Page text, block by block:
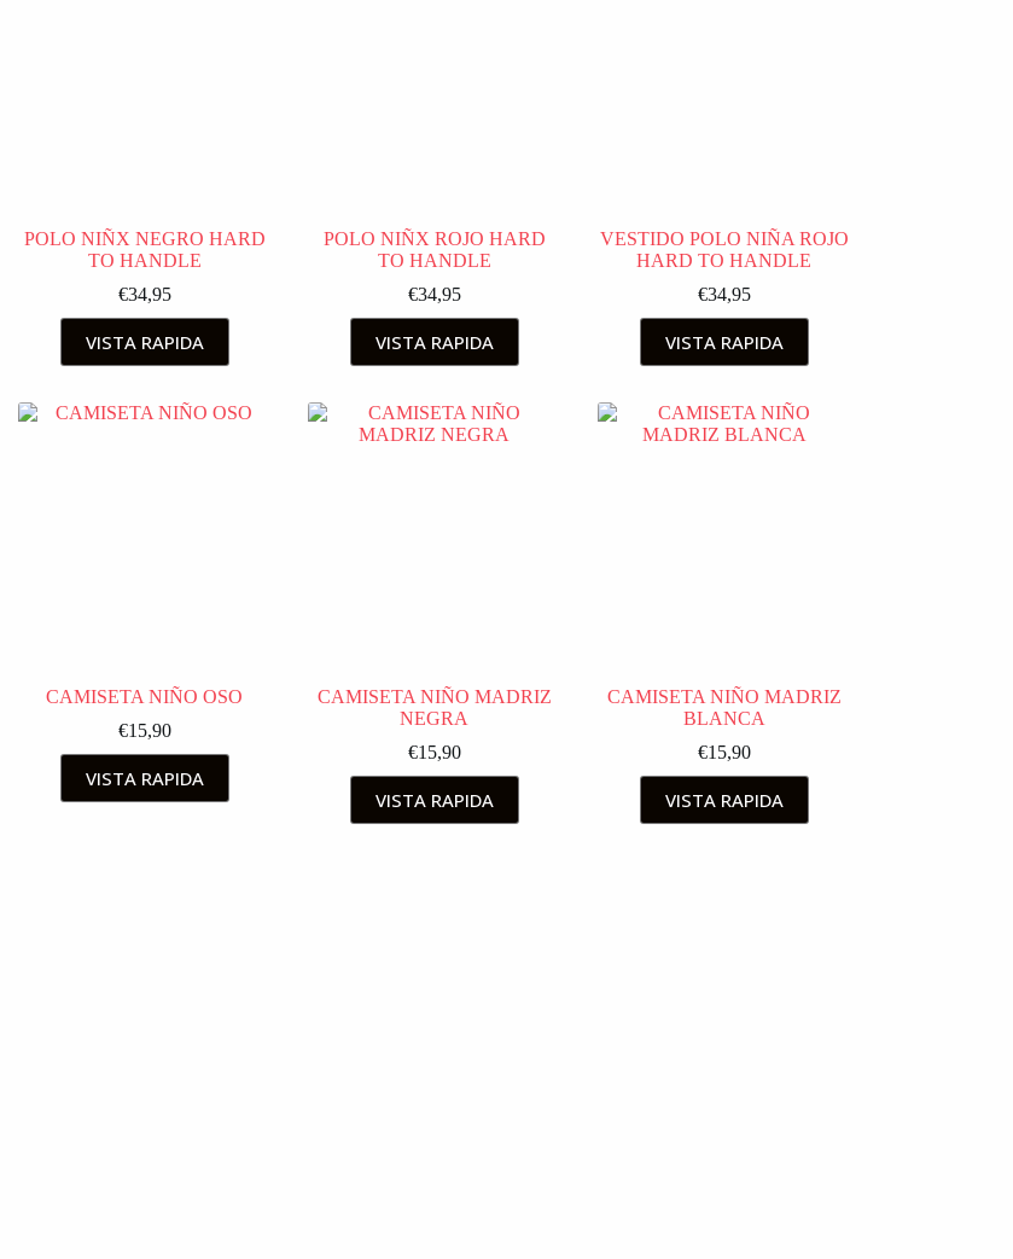
POLO NIÑX NEGRO HARD
TO HANDLE
€34,95
VISTA RAPIDA
POLO NIÑX ROJO HARD
TO HANDLE
€34,95
VISTA RAPIDA
VESTIDO POLO NIÑA ROJO
HARD TO HANDLE
€34,95
VISTA RAPIDA
CAMISETA NIÑO OSO
€15,90
VISTA RAPIDA
CAMISETA NIÑO MADRIZ
NEGRA
€15,90
VISTA RAPIDA
CAMISETA NIÑO MADRIZ
BLANCA
€15,90
VISTA RAPIDA